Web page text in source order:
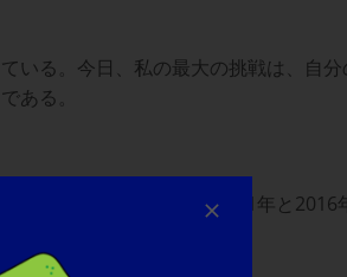
いる。今日、私の最大の挑戦は、自分
ある。
取り組んでいること。 2011年と2016